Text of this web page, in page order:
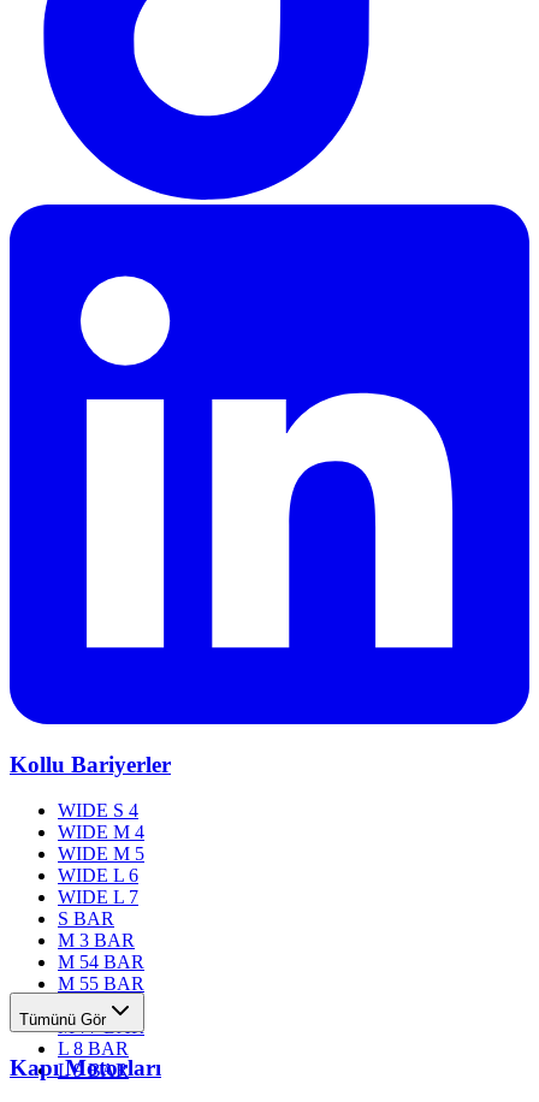
Kollu Bariyerler
WIDE S 4
WIDE M 4
WIDE M 5
WIDE L 6
WIDE L 7
S BAR
M 3 BAR
M 54 BAR
M 55 BAR
M 76 BAR
M 77 BAR
L 8 BAR
L 9 BAR
Tümünü Gör
Kapı Motorları